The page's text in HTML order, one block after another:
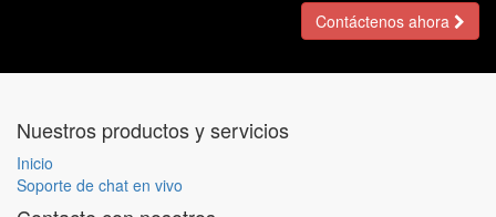
Contáctenos ahora
Nuestros productos y servicios
Inicio
Soporte de chat en vivo